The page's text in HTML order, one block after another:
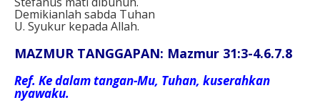
Demikianlah sabda Tuhan
U. Syukur kepada Allah.
MAZMUR TANGGAPAN: Mazmur 31:3-4.6.7.8
Ref. Ke dalam tangan-Mu, Tuhan, kuserahkan
nyawaku.